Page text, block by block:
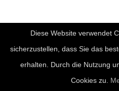
Diese Website verwendet
sicherzustellen, dass Sie das
erhalten. Durch die Nutzung
Cookies zu.